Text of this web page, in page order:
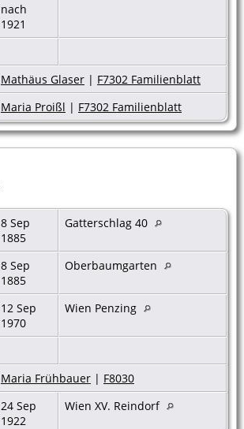
nach
1921
Mathäus Glaser | F7302 Familienblatt
Maria Proißl | F7302 Familienblatt
8 Sep
1885
Gatterschlag 40
8 Sep
1885
Oberbaumgarten
12 Sep
1970
Wien Penzing
Maria Frühbauer | F8030
24 Sep
1922
Wien XV. Reindorf